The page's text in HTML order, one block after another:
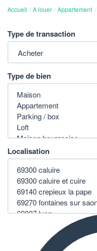
Accueil A louer Appartement
Type de transaction
Type de bien
Localisation